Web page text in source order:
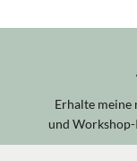
Erhalte meine
und